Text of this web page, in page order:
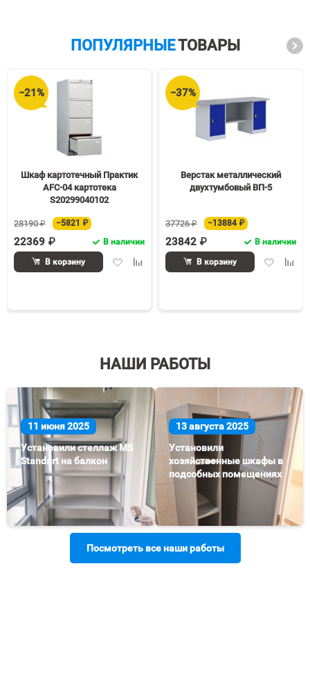
ПОПУЛЯРНЫЕТОВАРЫ
−21%
Шкаф картотечный Практик
AFC-04 картотека
S20299040102
28190 ₽ −5821 ₽
22369 ₽ В наличии
ДобавитьДобавить
В корзину
−37%
Верстак металлический
двухтумбовый ВП-5
37726 ₽ −13884 ₽
23842 ₽ В наличии
Добавить
В корзину
НАШИ РАБОТЫ
11 июня 2025
Установили стеллаж MS
Standart на балкон
13 августа 2025
Установили
хозяйственные шкафы в
подсобных помещениях
Посмотреть все наши работы